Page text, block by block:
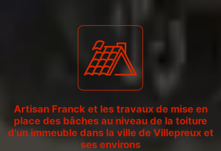
Artisan Franck et les travaux de mise en
place des bâches au niveau de la toiture
d'un immeuble dans la ville de Villepreux et
ses environs